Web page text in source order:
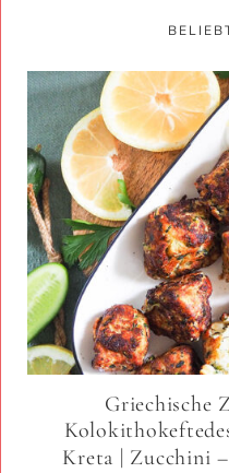
Griechische
Kreta | Zucchini